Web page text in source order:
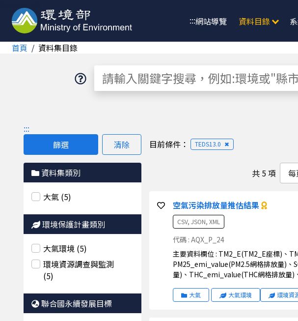
:::網站導覽 資料目錄
首頁 資料集目錄
:::
篩選
清除
資料集類別
大氣 (5)
環境保護計畫類別
大氣環境 (5)
環境資源調查與監測
(5)
聯合國永續發展目標
目前條件： TEDS13.0 ✖
共 5 項 每
空氣污染排放量推估結果
CSV, JSON, XML
代碼 : AQX_P_24
主要資料欄位 : TM2_E(TM2_E座標)、TM2_N(TM2_N座標)、TSP_emi_value(TSP網格排放量)、PM10_emi_value(PM10網格排放量)、
PM25_emi_value(PM2.5網格排放量)、
量)、THC_emi_value(THC網格排放量
大氣 大氣環境 環境資